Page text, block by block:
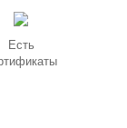
Есть